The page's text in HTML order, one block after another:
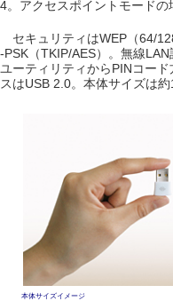
4。アクセスポイントモードの
セキュリティはWEP（64/
-PSK（TKIP/AES）。無線
ユーティリティからPINコー
スはUSB 2.0。本体サイズは
本体サイズイメージ